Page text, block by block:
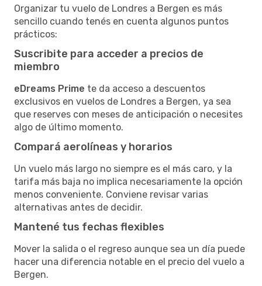
Organizar tu vuelo de Londres a Bergen es más
sencillo cuando tenés en cuenta algunos puntos
prácticos:
Suscribite para acceder a precios de
miembro
eDreams Prime te da acceso a descuentos
exclusivos en vuelos de Londres a Bergen, ya sea
que reserves con meses de anticipación o necesites
algo de último momento.
Compará aerolíneas y horarios
Un vuelo más largo no siempre es el más caro, y la
tarifa más baja no implica necesariamente la opción
menos conveniente. Conviene revisar varias
alternativas antes de decidir.
Mantené tus fechas flexibles
Mover la salida o el regreso aunque sea un día puede
hacer una diferencia notable en el precio del vuelo a
Bergen.